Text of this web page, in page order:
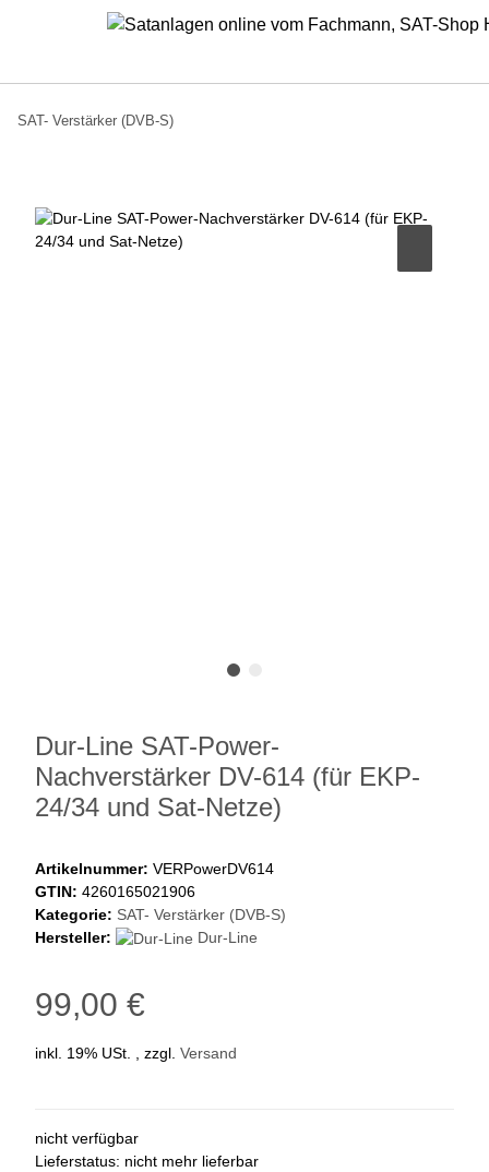
SAT- Verstärker (DVB-S)
Dur-Line SAT-Power-
Nachverstärker DV-614 (für EKP-
24/34 und Sat-Netze)
Artikelnummer: VERPowerDV614
GTIN: 4260165021906
Kategorie: SAT- Verstärker (DVB-S)
Hersteller:
Dur-Line
99,00 €
inkl. 19% USt. , zzgl. Versand
nicht verfügbar
Lieferstatus: nicht mehr lieferbar